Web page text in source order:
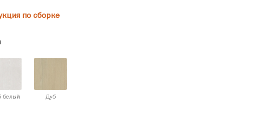
по сборке
белый Дуб